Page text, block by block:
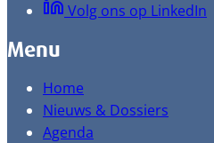
Volg ons op LinkedIn
Menu
Home
Nieuws & Dossiers
Agenda